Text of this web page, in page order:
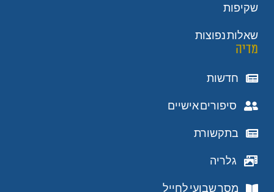
שקיפות
שאלות נפוצות
מדיה
חדשות
סיפורים אישיים
בתקשורת
גלריה
מסר שבועי לחייל